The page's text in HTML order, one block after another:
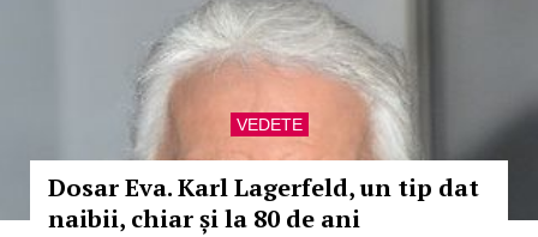
VEDETE
Dosar Eva. Karl Lagerfeld, un tip dat
naibii, chiar și la 80 de ani